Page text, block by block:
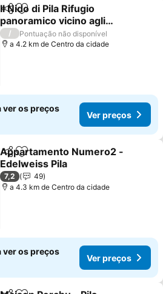
PartilharAdicionar aos favoritos
Il Nido di Pila Rifugio
panoramico vicino agli
impianti
Ver preços
/
Pontuação não disponível
a 4.2 km de Centro da cidade
ver os preços
Ver preços
PartilharAdicionar aos favoritos
Appartamento Numero2 -
Edelweiss Pila
Ver preços
7,2
49
a 4.3 km de Centro da cidade
ver os preços
Ver preços